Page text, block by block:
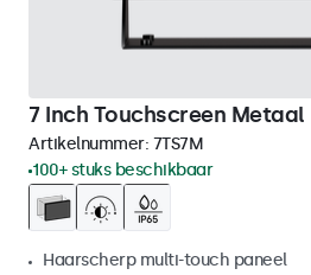
7 Inch Touchscreen Metaal
Artikelnummer: 7TS7M
100+ stuks beschikbaar
Haarscherp multi-touch paneel